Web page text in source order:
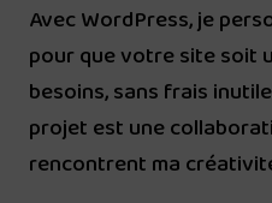
Avec WordPress, je
pour que votre site soit
besoins, sans frais
projet est une
rencontrent ma